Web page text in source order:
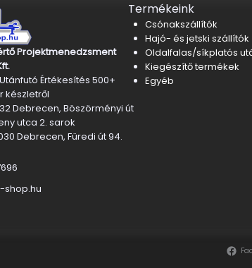
Projektmenedzsment
Értékesítés 500+
készletről
Debrecen, Böszörményi út
utca 2. sarok
Debrecen, Füredi út 94.
shop.hu
Termékeink
Csónakszállítók
Hajó- és jetski szállítók
Oldalfalas/síkplatós
Kiegészítő termékek
Egyéb